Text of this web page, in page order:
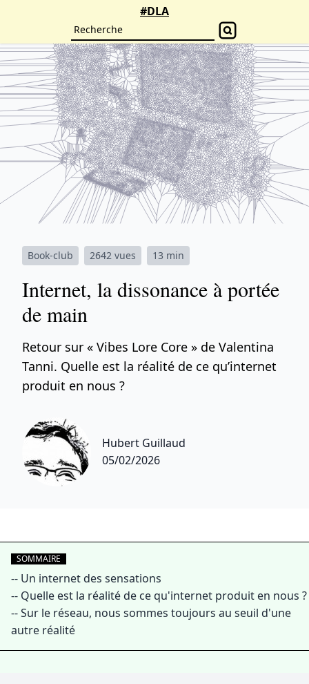
#DLA
Book-club 2642 vues 13 min
Internet, la dissonance à portée
de main
Retour sur « Vibes Lore Core » de Valentina
Tanni. Quelle est la réalité de ce qu’internet
produit en nous ?
Hubert Guillaud
05/02/2026
SOMMAIRE
-- Un internet des sensations
-- Quelle est la réalité de ce qu'internet produit en nous ?
--Sur le réseau, nous sommes toujours au seuil d'une
autre réalité